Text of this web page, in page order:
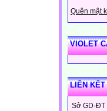
Quên mật
VIOLET
LIÊN KẾT
Sở GD-ĐT